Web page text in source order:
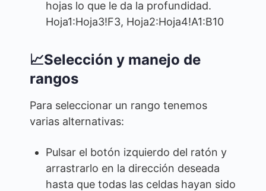
hojas lo que le da la profundidad.
Hoja1:Hoja3!F3, Hoja2:Hoja4!A1:B10
📈Selección y manejo de
rangos
Para seleccionar un rango tenemos
varias alternativas:
Pulsar el botón izquierdo del ratón y
arrastrarlo en la dirección deseada
hasta que todas las celdas hayan sido